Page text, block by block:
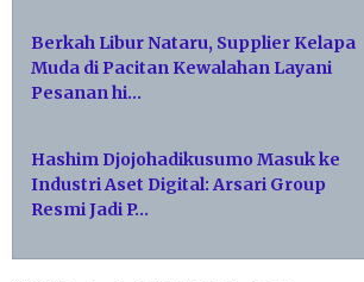
Berkah Libur Nataru, Supplier Kelapa
Muda di Pacitan Kewalahan Layani
Pesanan hi…
Hashim Djojohadikusumo Masuk ke
Industri Aset Digital: Arsari Group
Resmi Jadi P…